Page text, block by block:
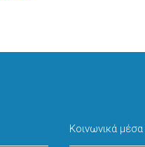
Κοινωνικά